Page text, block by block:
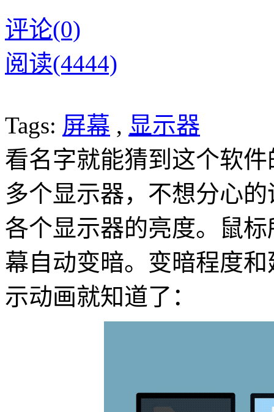
评论(0)
阅读(4444)
Tags: 屏幕 , 显示器
看名字就能猜到这个软
多个显示器，不想分心的
各个显示器的亮度。鼠
幕自动变暗。变暗程度
示动画就知道了：